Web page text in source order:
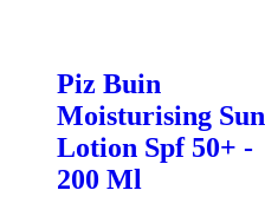
Piz Buin
Moisturising Sun
Lotion Spf 50+ -
200 Ml